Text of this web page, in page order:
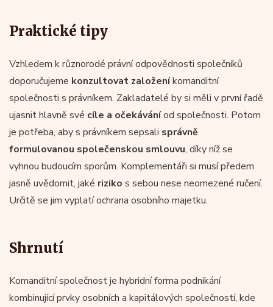
Praktické tipy
Vzhledem k různorodé právní odpovědnosti společníků
doporučujeme konzultovat založeníkomanditní
společnosti s právníkem. Zakladatelé by si měli v první řadě
ujasnit hlavně své cíle a očekáváníod společnosti. Potom
je potřeba, aby s právníkem sepsali správně
formulovanou společenskou smlouvu, díky níž se
vyhnou budoucím sporům. Komplementáři si musí předem
jasně uvědomit, jaké riziko s sebou nese neomezené ručení.
Určitě se jim vyplatí ochrana osobního majetku.
Shrnutí
Komanditní společnost je hybridní forma podnikání
kombinující prvky osobních a kapitálových společností, kde